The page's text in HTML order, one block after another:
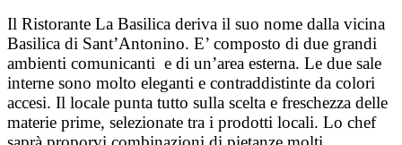
Salta
al
contenuto
Il Ristorante La Basilica deriva il suo nome dalla vicina
Basilica di Sant’Antonino. E’ composto di due grandi
ambienti comunicanti e di un’area esterna. Le due sale
interne sono molto eleganti e contraddistinte da colori
accesi. Il locale punta tutto sulla scelta e freschezza delle
materie prime, selezionate tra i prodotti locali. Lo chef